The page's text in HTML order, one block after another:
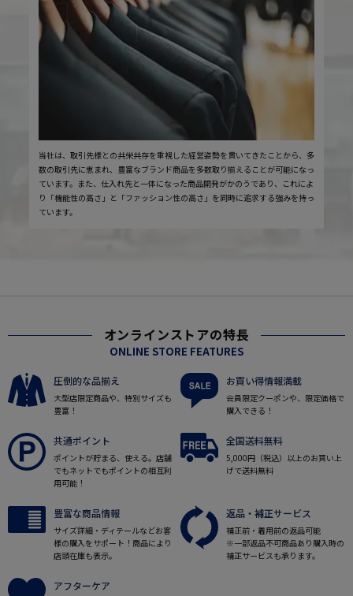
当社は、取引先様との共栄共存を重視した経営姿勢を貫いてきたことから、多
数の取引先に恵まれ、豊富なブランド商品を多数取り揃えることが可能になっ
ています。また、仕入れ先と一体になった商品開発がかのうであり、これによ
り「機能性の高さ」と「ファッション性の高さ」を同時に追求する強みを持っ
ています。
オンラインストアの特長
ONLINE STORE FEATURES
圧倒的な品揃え
大型店限定商品や、特別サイズも
豊富！
お買い得情報満載
会員限定クーポンや、限定価格で
購入できる！
共通ポイント
ポイントが貯まる、使える。店舗
でもネットでもポイントの相互利
用可能！
全国送料無料
5,000円（税込）以上のお買い上
げで送料無料
豊富な商品情報
サイズ詳細・ディテールなどお客
様の購入をサポート！商品により
店頭在庫も表示。
返品・補正サービス
補正前・着用前の返品可能
※一部返品不可商品あり購入時の
補正サービスも承ります。
アフターケア